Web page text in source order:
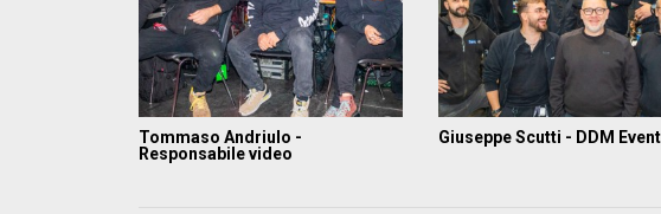
Tommaso Andriulo -
Responsabile video
Giuseppe Scutti - DDM